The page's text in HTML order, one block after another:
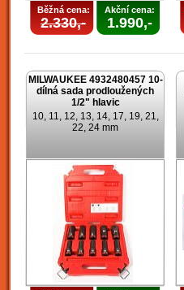
Běžná cena:
2.330,-
Akční cena:
1.990,-
MILWAUKEE 4932480457 10-
dílná sada prodloužených
1/2" hlavic
10, 11, 12, 13, 14, 17, 19, 21,
22, 24 mm